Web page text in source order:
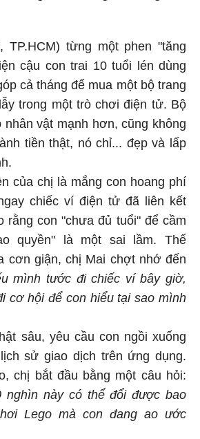
TP.HCM) từng một phen "tăng
cậu con trai 10 tuổi lén dùng
cả tháng để mua một bộ trang
trong một trò chơi điện tử. Bộ
nhân vật mạnh hơn, cũng không
tiền thật, nó chỉ... đẹp và lấp
của chị là mắng con hoang phí
chiếc ví điện tử đã liên kết
rằng con "chưa đủ tuổi" để cầm
quyền" là một sai lầm. Thế
cơn giận, chị Mai chợt nhớ đến
mình tước đi chiếc ví bây giờ,
cơ hội để con hiểu tại sao mình
sâu, yêu cầu con ngồi xuống
sử giao dịch trên ứng dụng.
chị bắt đầu bằng một câu hỏi:
nghìn này có thể đổi được bao
Lego mà con đang ao ước